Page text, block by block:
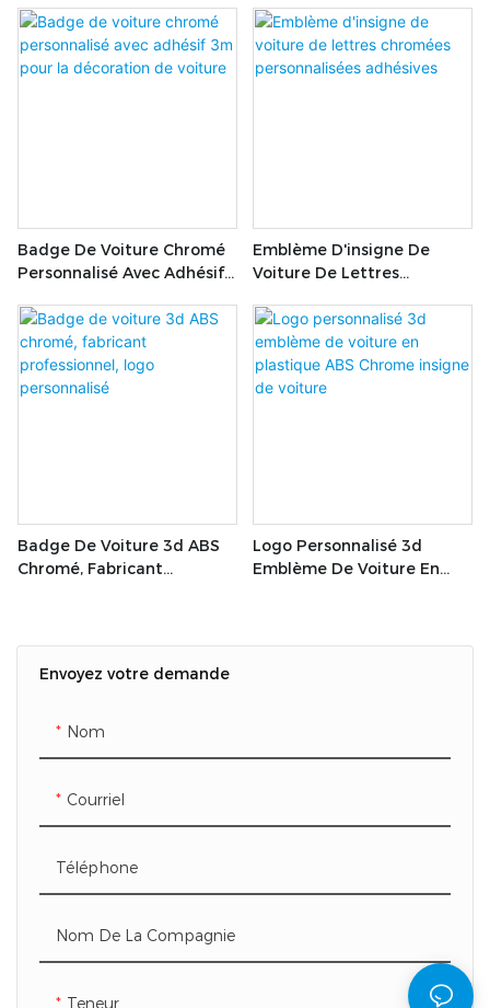
Envoyez votre demande
Nom
Courriel
Téléphone
Nom De La Compagnie
Teneur
Emblèmes Automobiles,
Autocollants D'insigne De
Voiture, Emblèmes De Gril
Automobiles
Badge De Voiture Chromé
Personnalisé Avec Adhésif
Voiture
Emblème D'insigne De
Voiture De Lettres
Adhésives
Badge De Voiture 3d ABS
Chromé, Fabricant
Logo Personnalisé 3d
Emblème De Voiture En